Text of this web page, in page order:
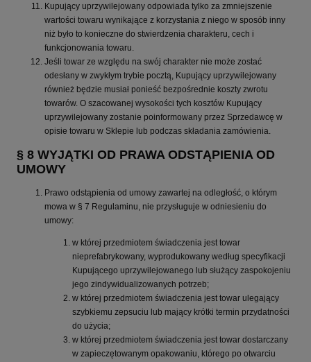
Kupujący uprzywilejowany odpowiada tylko za zmniejszenie
wartości towaru wynikające z korzystania z niego w sposób inny
niż było to konieczne do stwierdzenia charakteru, cech i
funkcjonowania towaru.
Jeśli towar ze względu na swój charakter nie może zostać
odesłany w zwykłym trybie pocztą, Kupujący uprzywilejowany
również będzie musiał ponieść bezpośrednie koszty zwrotu
towarów. O szacowanej wysokości tych kosztów Kupujący
uprzywilejowany zostanie poinformowany przez Sprzedawcę w
opisie towaru w Sklepie lub podczas składania zamówienia.
§ 8 WYJĄTKI OD PRAWA ODSTĄPIENIA OD
UMOWY
Prawo odstąpienia od umowy zawartej na odległość, o którym
mowa w § 7 Regulaminu, nie przysługuje w odniesieniu do
umowy:
w której przedmiotem świadczenia jest towar
nieprefabrykowany, wyprodukowany według specyfikacji
Kupującego uprzywilejowanego lub służący zaspokojeniu
jego zindywidualizowanych potrzeb;
w której przedmiotem świadczenia jest towar ulegający
szybkiemu zepsuciu lub mający krótki termin przydatności
do użycia;
w której przedmiotem świadczenia jest towar dostarczany
w zapieczętowanym opakowaniu, którego po otwarciu